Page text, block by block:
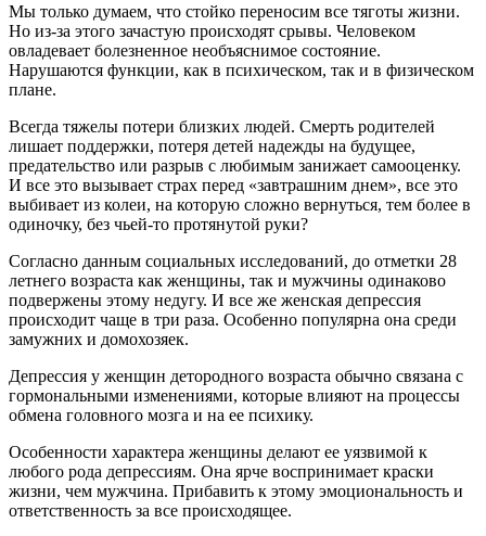
Мы только думаем, что стойко переносим все тяготы жизни.
Но из-за этого зачастую происходят срывы. Человеком
овладевает болезненное необъяснимое состояние.
Нарушаются функции, как в психическом, так и в физическом
плане.
Всегда тяжелы потери близких людей. Смерть родителей
лишает поддержки, потеря детей надежды на будущее,
предательство или разрыв с любимым занижает самооценку.
И все это вызывает страх перед «завтрашним днем», все это
выбивает из колеи, на которую сложно вернуться, тем более в
одиночку, без чьей-то протянутой руки?
Согласно данным социальных исследований, до отметки 28
летнего возраста как женщины, так и мужчины одинаково
подвержены этому недугу. И все же женская депрессия
происходит чаще в три раза. Особенно популярна она среди
замужних и домохозяек.
Депрессия у женщин детородного возраста обычно связана с
гормональными изменениями, которые влияют на процессы
обмена головного мозга и на ее психику.
Особенности характера женщины делают ее уязвимой к
любого рода депрессиям. Она ярче воспринимает краски
жизни, чем мужчина. Прибавить к этому эмоциональность и
ответственность за все происходящее.